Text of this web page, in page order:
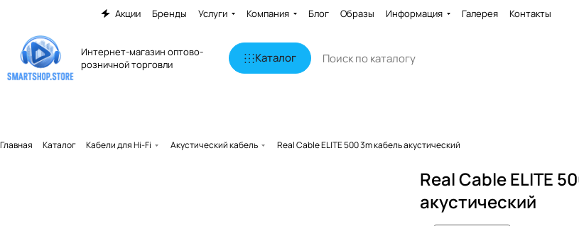
Акции Бренды Услуги Компания Блог Образы Информация Галерея Контакты
Интернет-магазин оптово-
розничной торговли
Каталог
Главная Каталог Кабели для Hi-Fi Акустический кабель Real Cable ELITE 500 3m кабель акустический
Real Cable ELITE
акустический